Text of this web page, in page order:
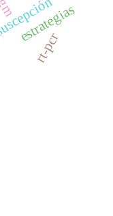
estrategias
rt-pcr